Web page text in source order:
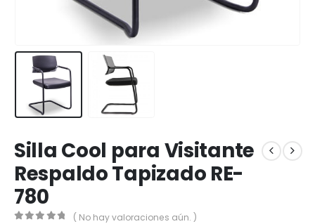
Silla Cool para Visitante
Respaldo Tapizado RE-
780
( No hay valoraciones aún. )